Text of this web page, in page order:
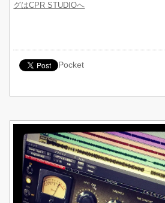
グはCPR STUDIOへ
Pocket